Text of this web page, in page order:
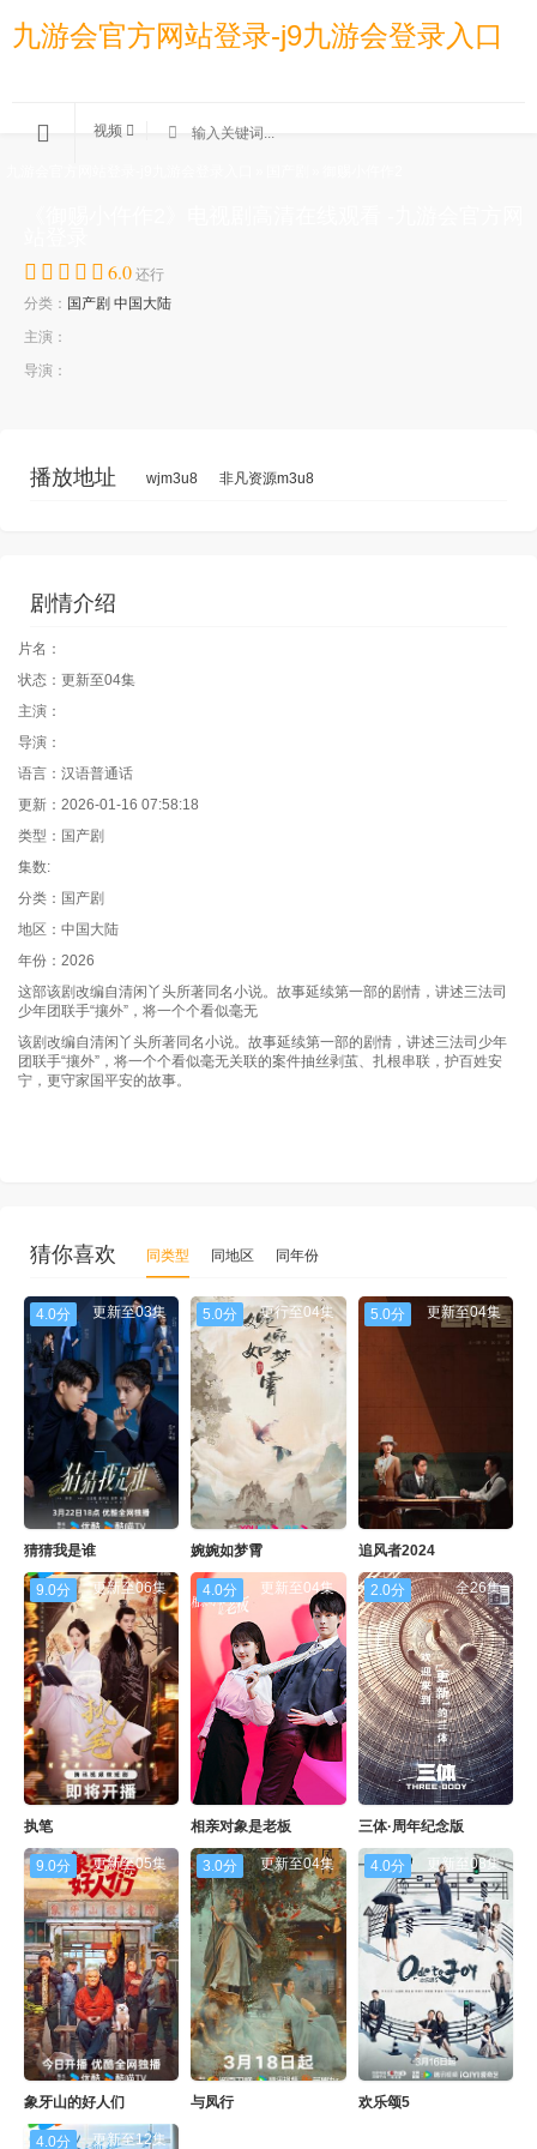
九游会官方网站登录-j9九游会登录入口
视频
6.0 还行
分类： 国产剧 中国大陆
主演：
导演：
播放地址 wjm3u8 非凡资源m3u8
剧情介绍
片名：
状态：更新至04集
主演：
导演：
语言：汉语普通话
更新：2026-01-16 07:58:18
类型：国产剧
集数:
分类：国产剧
地区：中国大陆
年份：2026
这部该剧改编自清闲丫头所著同名小说。故事延续第一部的剧情，讲述三法司
少年团联手“攘外”，将一个个看似毫无
该剧改编自清闲丫头所著同名小说。故事延续第一部的剧情，讲述三法司少年
团联手“攘外”，将一个个看似毫无关联的案件抽丝剥茧、扎根串联，护百姓安
宁，更守家国平安的故事。
猜你喜欢 同类型 同地区 同年份
4.0分 更新至03集
猜猜我是谁
5.0分 更行至04集
婉婉如梦霄
5.0分 更新至04集
追风者2024
9.0分 更新至06集
执笔
4.0分 更新至04集
相亲对象是老板
2.0分 全26集
三体·周年纪念版
9.0分 更新至05集
象牙山的好人们
3.0分 更新至04集
与凤行
4.0分 更新至08集
欢乐颂5
4.0分 更新至12集